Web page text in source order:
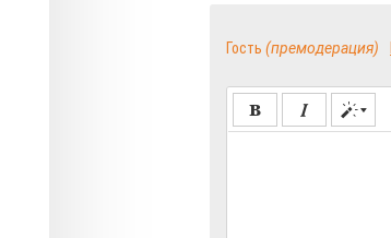
Гость (премодерация)